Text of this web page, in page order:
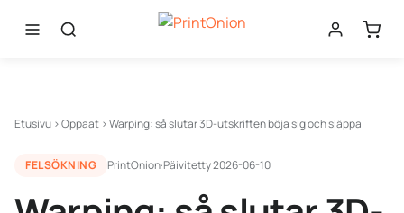
Etusivu ›Oppaat ›Warping: så slutar 3D-utskriften böja sig och släppa
FELSÖKNING PrintOnion·Päivitetty2026-06-10